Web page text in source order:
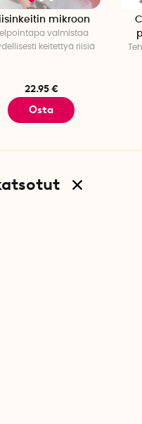
mikroon
tapa valmistaa
keitettyä riisiä
22.95 €
Osta